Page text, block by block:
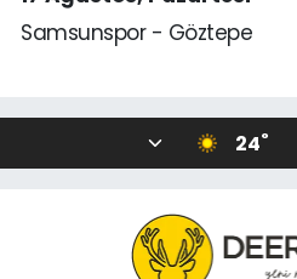
Samsunspor - Göztepe
24°